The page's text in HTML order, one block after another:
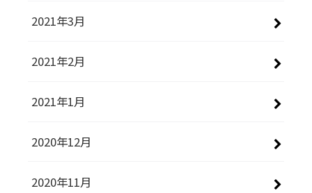
2021年3月
2021年2月
2021年1月
2020年12月
2020年11月